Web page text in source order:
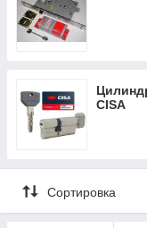
CISA
Сортировка